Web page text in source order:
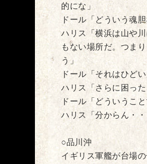
的にな」
ドール「どういう魂
ハリス「横浜は山や
もない場所だ。つま
う」
ドール「それはひどい
ハリス「さらに困っ
ドール「どういうこ
ハリス「分からん・・
○品川沖
イギリス軍艦が台場